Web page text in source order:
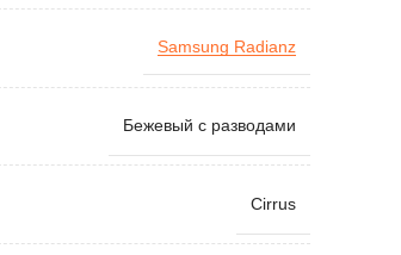
Samsung Radianz
Бежевый с разводами
Cirrus